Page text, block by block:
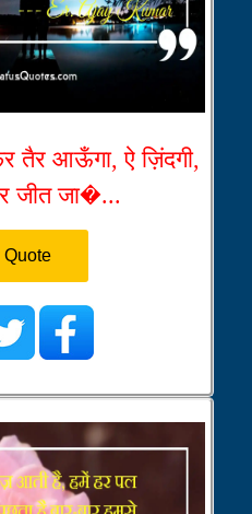
तैर आऊँगा, ऐ ज़िंदगी,
जीत जा�...